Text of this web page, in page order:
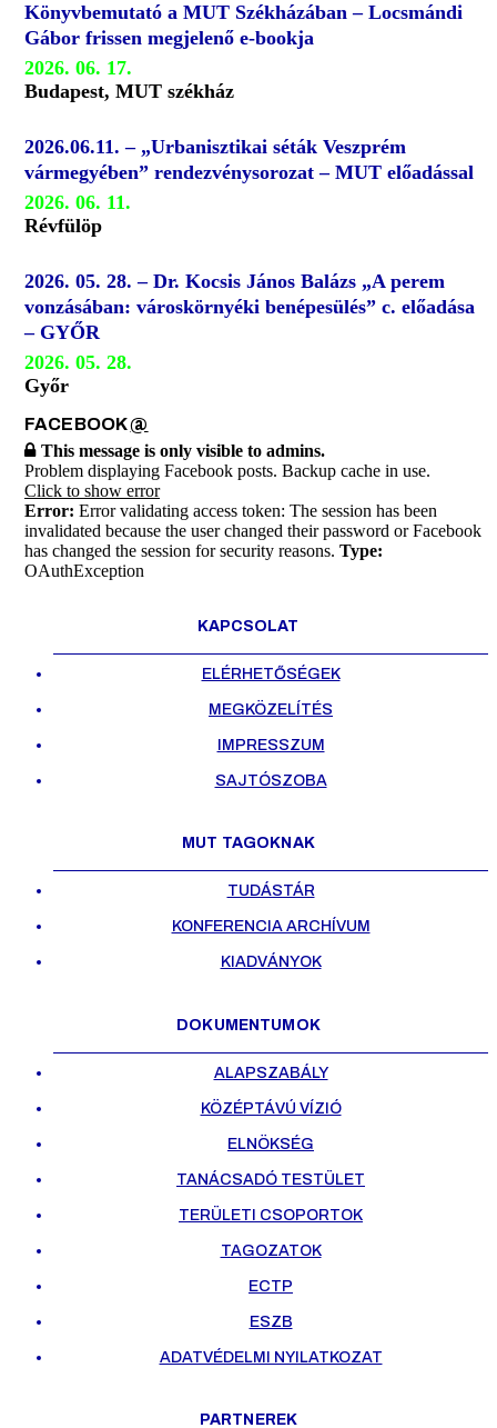
Könyvbemutató a MUT Székházában – Locsmándi
Gábor frissen megjelenő e-bookja
2026. 06. 17.
Budapest, MUT székház
2026.06.11. – „Urbanisztikai séták Veszprém
vármegyében” rendezvénysorozat – MUT előadással
2026. 06. 11.
Révfülöp
2026. 05. 28. – Dr. Kocsis János Balázs „A perem
vonzásában: városkörnyéki benépesülés” c. előadása
– GYŐR
2026. 05. 28.
Győr
FACEBOOK@
This message is only visible to admins.
Problem displaying Facebook posts. Backup cache in use.
Click to show error
Error: Error validating access token: The session has been
invalidated because the user changed their password or Facebook
has changed the session for security reasons. Type:
OAuthException
KAPCSOLAT
ELÉRHETŐSÉGEK
MEGKÖZELÍTÉS
IMPRESSZUM
SAJTÓSZOBA
MUT TAGOKNAK
TUDÁSTÁR
KONFERENCIA ARCHÍVUM
KIADVÁNYOK
DOKUMENTUMOK
ALAPSZABÁLY
KÖZÉPTÁVÚ VÍZIÓ
ELNÖKSÉG
TANÁCSADÓ TESTÜLET
TERÜLETI CSOPORTOK
TAGOZATOK
ECTP
ESZB
ADATVÉDELMI NYILATKOZAT
PARTNEREK